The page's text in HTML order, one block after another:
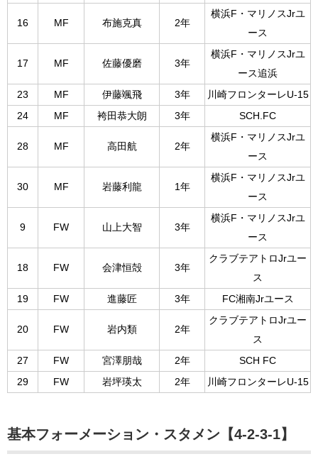
16 MF 布施克真 2年
横浜F・マリノスJrユ
ース
17 MF 佐藤優磨 3年
横浜F・マリノスJrユ
ース追浜
23
MF 伊藤颯飛 3年
川崎フロンターレU-15
24
MF 袴田恭大朗 3年 SCH.FC
28 MF 高田航 2年
横浜F・マリノスJrユ
ース
30 MF 岩藤利龍 1年
横浜F・マリノスJrユ
ース
9 FW 山上大智 3年
横浜F・マリノスJrユ
ース
18 FW 会津恒殻 3年
クラブテアトロJrユー
ス
19
FW 進藤匠 3年 FC湘南Jrユース
20 FW 岩内類 2年
クラブテアトロJrユー
ス
27
FW 宮澤朋哉 2年
SCH FC
29
FW 岩坪瑛太 2年 川崎フロンターレU-15
基本フォーメーション・スタメン【4-2-3-1】